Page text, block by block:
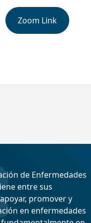
Zoom Link
de Enfermedades
entre sus
promover y
en enfermedades